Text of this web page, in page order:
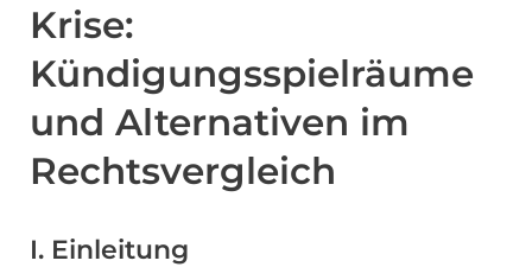
Krise:
Kündigungsspielräume
und Alternativen im
Rechtsvergleich
I. Einleitung